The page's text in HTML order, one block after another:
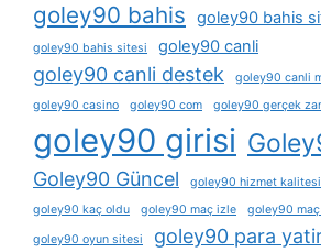
goley90 bahis goley90 bahis
goley90 bahis sitesi goley90 canli
goley90 canli destek
goley90 canli
goley90 casino
goley90 com goley90 gerçek
goley90 girisi
Goley90 Güncel goley90 hizmet kalitesi
goley90 kaç oldu goley90 maç izle goley90
goley90 oyun sitesi goley90 para